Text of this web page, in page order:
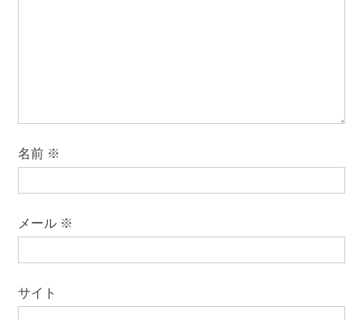
名前 ※
メール ※
サイト